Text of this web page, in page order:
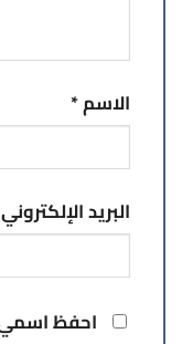
الاسم*
البريد الإلكتروني
احفظ